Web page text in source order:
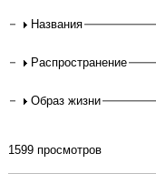
Названия
Распространение
Образ жизни
1599 просмотров